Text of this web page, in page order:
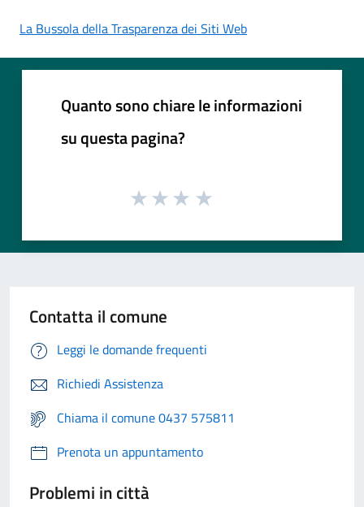
La Bussola della Trasparenza dei Siti Web
Quanto sono chiare le informazioni
su questa pagina?
Contatta il comune
Leggi le domande frequenti
Richiedi Assistenza
Chiama il comune 0437 575811
Prenota un appuntamento
Problemi in città